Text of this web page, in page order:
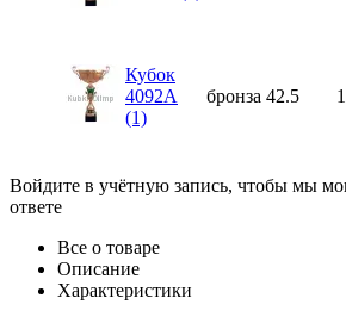
Кубок
4092A
(1)
бронза 42.5
Войдите в учётную запись, чтобы мы
ответе
Все о товаре
Описание
Характеристики